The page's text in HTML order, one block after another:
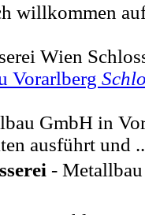
willkommen
Wien
Vorarlberg
GmbH in
ausführt und
-